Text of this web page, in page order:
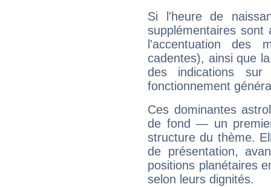
Si l'heure de
supplémentaires sont
l'accentuation des
cadentes), ainsi que
des indications sur
fonctionnement
Ces dominantes
de fond — un
structure du thème.
de présentation,
positions planétaires
selon leurs dignités.